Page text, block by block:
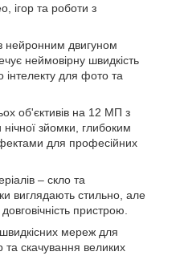
ігор та роботи з
нейронним двигуном
неймовірну швидкість
інтелекту для фото та
об'єктивів на 12 МП з
зйомки, глибоким
для професійних
– скло та
виглядають стильно, але
пристрою.
мереж для
та скачування великих